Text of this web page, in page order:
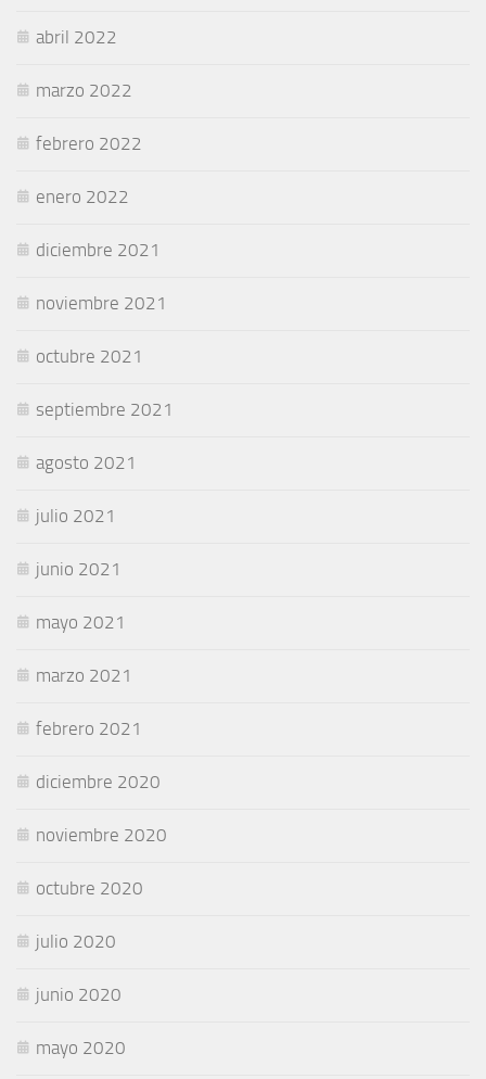
abril 2022
marzo 2022
febrero 2022
enero 2022
diciembre 2021
noviembre 2021
octubre 2021
septiembre 2021
agosto 2021
julio 2021
junio 2021
mayo 2021
marzo 2021
febrero 2021
diciembre 2020
noviembre 2020
octubre 2020
julio 2020
junio 2020
mayo 2020